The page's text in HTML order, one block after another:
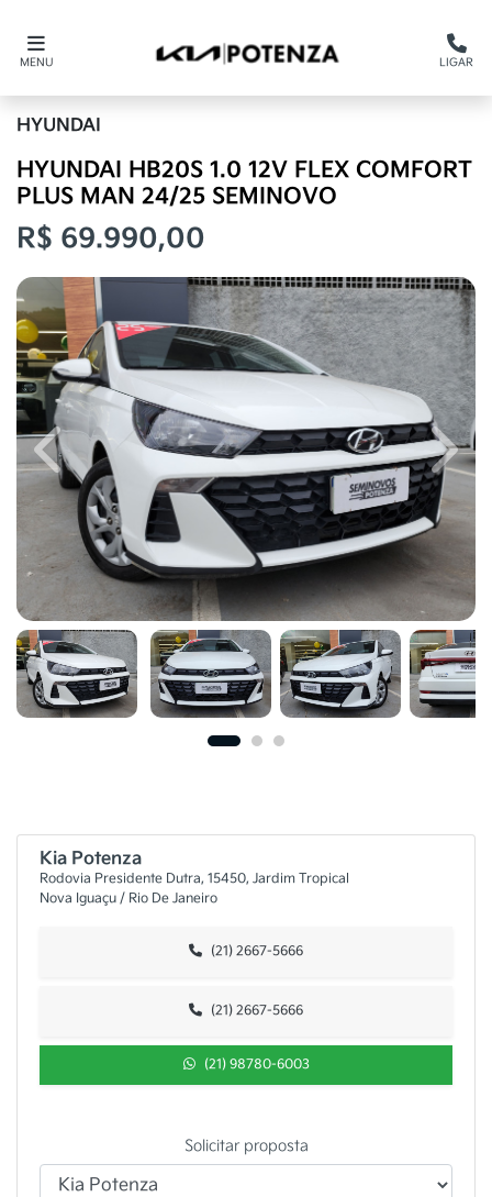
MENU LIGAR
HYUNDAI
HYUNDAI HB20S 1.0 12V FLEX COMFORT
PLUS MAN 24/25 SEMINOVO
R$ 69.990,00
Previous Next
Kia Potenza
Rodovia Presidente Dutra, 15450, Jardim Tropical
Nova Iguaçu / Rio De Janeiro
(21) 2667-5666
(21) 2667-5666
(21) 98780-6003
Solicitar proposta